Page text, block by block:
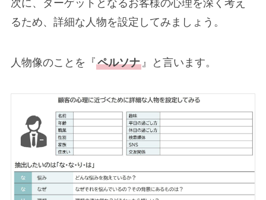
次に、ターゲットとなるお客様の心理を深く考え
るため、詳細な人物を設定してみましょう。
人物像のことを『ペルソナ』と言います。